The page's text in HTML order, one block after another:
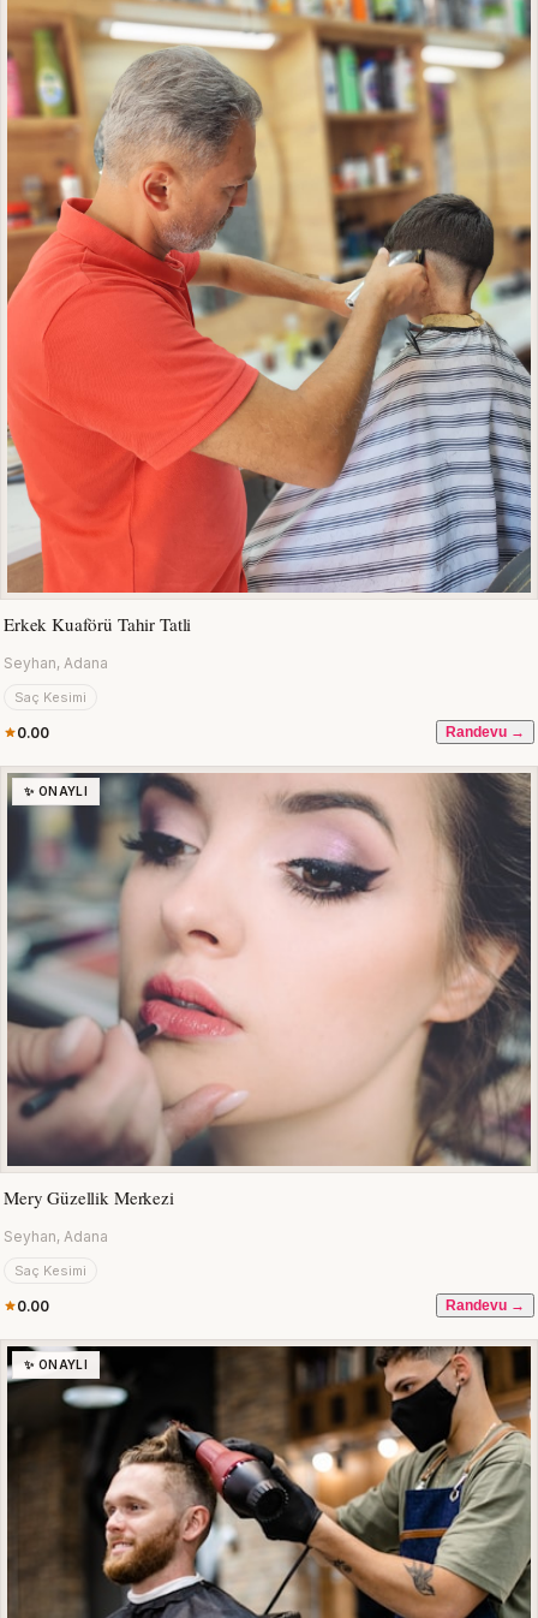
Erkek Kuaförü Tahir Tatli
Seyhan, Adana
Saç Kesimi
0.00 Randevu →
✨ ONAYLI
Mery Güzellik Merkezi
Seyhan, Adana
Saç Kesimi
0.00 Randevu →
✨ ONAYLI